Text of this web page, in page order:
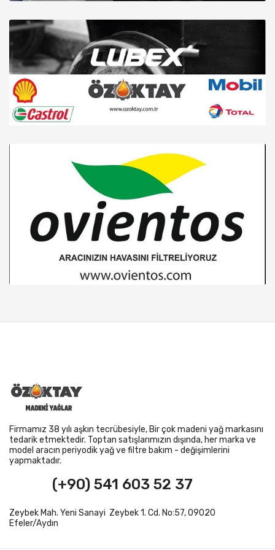
Firmamız 38 yılı aşkın tecrübesiyle, Bir çok madeni yağ markasını
tedarik etmektedir. Toptan satışlarımızın dışında, her marka ve
model aracın periyodik yağ ve filtre bakım - değişimlerini
yapmaktadır.
(+90) 541 603 52 37
Zeybek Mah. Yeni Sanayi Zeybek 1. Cd. No:57, 09020
Efeler/Aydın